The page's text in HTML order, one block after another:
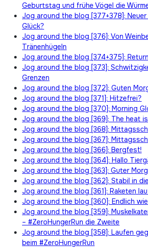
Geburtstag und frühe Vögel die
Jog around the blog [377+378]:
Glück?
Jog around the blog [376]: Von
Tränenhügeln
Jog around the blog [374+375]:
Jog around the blog [373]:
Grenzen
Jog around the blog [372]: Guten
Jog around the blog [371]: Hitzefrei?
Jog around the blog [370]: Morning
Jog around the blog [369]: The heat
Jog around the blog [368]:
Jog around the blog [367]:
Jog around the blog [366]: Bergfest!
Jog around the blog [364]: Hallo
Jog around the blog [363]: Guter
Jog around the blog [362]: Stabil in
Jog around the blog [361]: Raketen
Jog around the blog [360]: Endlich
Jog around the blog [359]:
– #ZeroHungerRun die Zweite
Jog around the blog [358]: Laufen
beim #ZeroHungerRun